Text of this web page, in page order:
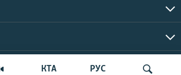
КТА РУС
© Крим.Реалії, 2026 | Усі права застережено.